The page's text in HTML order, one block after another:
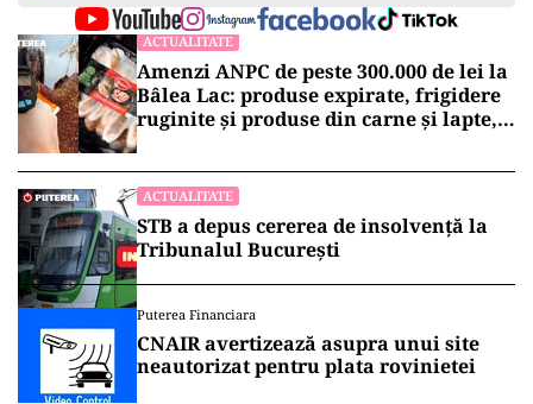
ACTUALITATE
Amenzi ANPC de peste 300.000 de lei la
Bâlea Lac: produse expirate, frigidere
ruginite și produse din carne și lapte,
ACTUALITATE
STB a depus cererea de insolvență la
Tribunalul București
Puterea Financiara
CNAIR avertizează asupra unui site
neautorizat pentru plata rovinietei